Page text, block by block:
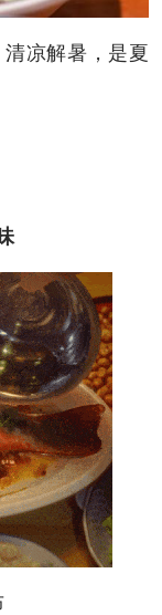
凉解暑，是夏